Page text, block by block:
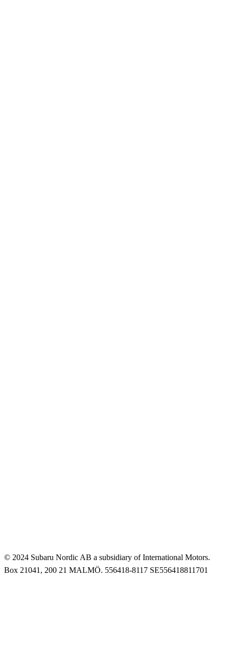
© 2024 Subaru Nordic AB a subsidiary of International Motors.
Box 21041, 200 21 MALMÖ. 556418-8117 SE556418811701